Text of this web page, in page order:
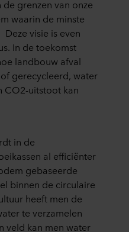
grenzen van onze
waarin de minste
visie is even
In de toekomst
landbouw afval
gerecycleerd, water
CO2-uitstoot kan
in de
al efficiënter
gebaseerde
binnen de circulaire
heeft men de
te verzamelen
veld kan men water